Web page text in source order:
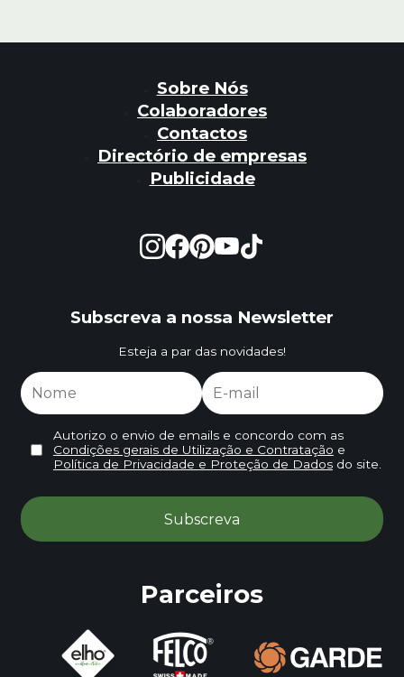
Sobre Nós
Colaboradores
Contactos
Directório de empresas
Publicidade
Subscreva a nossa Newsletter
Esteja a par das novidades!
Autorizo o envio de emails e concordo com as
Condições gerais de Utilização e Contratação e
Política de Privacidade e Proteção de Dadosdo site.
Parceiros